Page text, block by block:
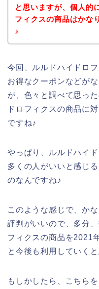
と思いますが、個人的
フィクスの商品はかな
♪
今回、ルルドハイドロ
お得なクーポンなどが
が、色々と調べて思っ
ドロフィクスの商品に
ですね♪
やっぱり、ルルドハイ
多くの人がいいと感じ
のなんですね♪
このような感じで、か
評判がいいので、多分
フィクスの商品を2021
と今後も利用していく
もしかしたら、こちら